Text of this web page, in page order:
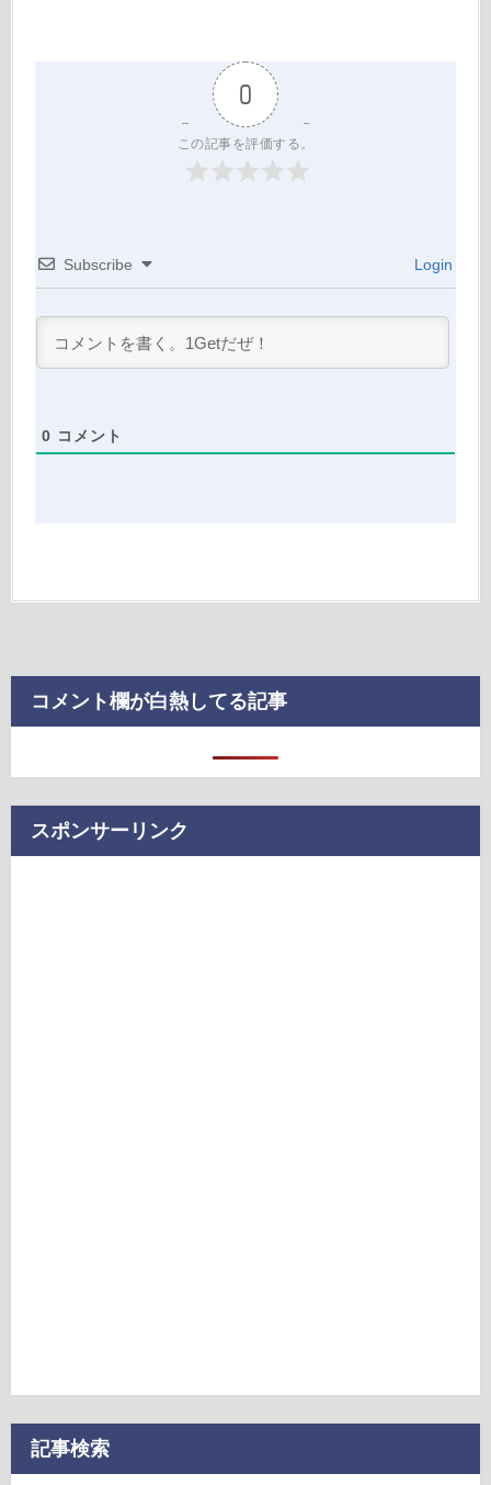
0
この記事を評価する。
Subscribe Login
0 コメント
コメント欄が白熱してる記事
スポンサーリンク
記事検索